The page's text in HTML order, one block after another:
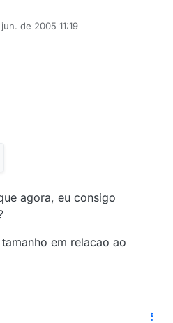
de 2005 11:19
agora, eu consigo
em relacao ao